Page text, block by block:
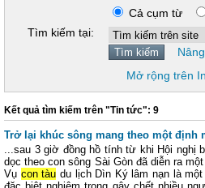
Cả cụm từ
Tìm kiếm tại:
Mở rộng trên
Kết quả tìm kiếm trên "Tin tức": 9
Trở lại khúc sông mang theo một định
...sau 3 giờ đồng hồ tính từ khi Hội nghị
dọc theo con sông Sài Gòn đã diễn ra
Vụ con tàu du lịch Dìn Ký lâm nạn là